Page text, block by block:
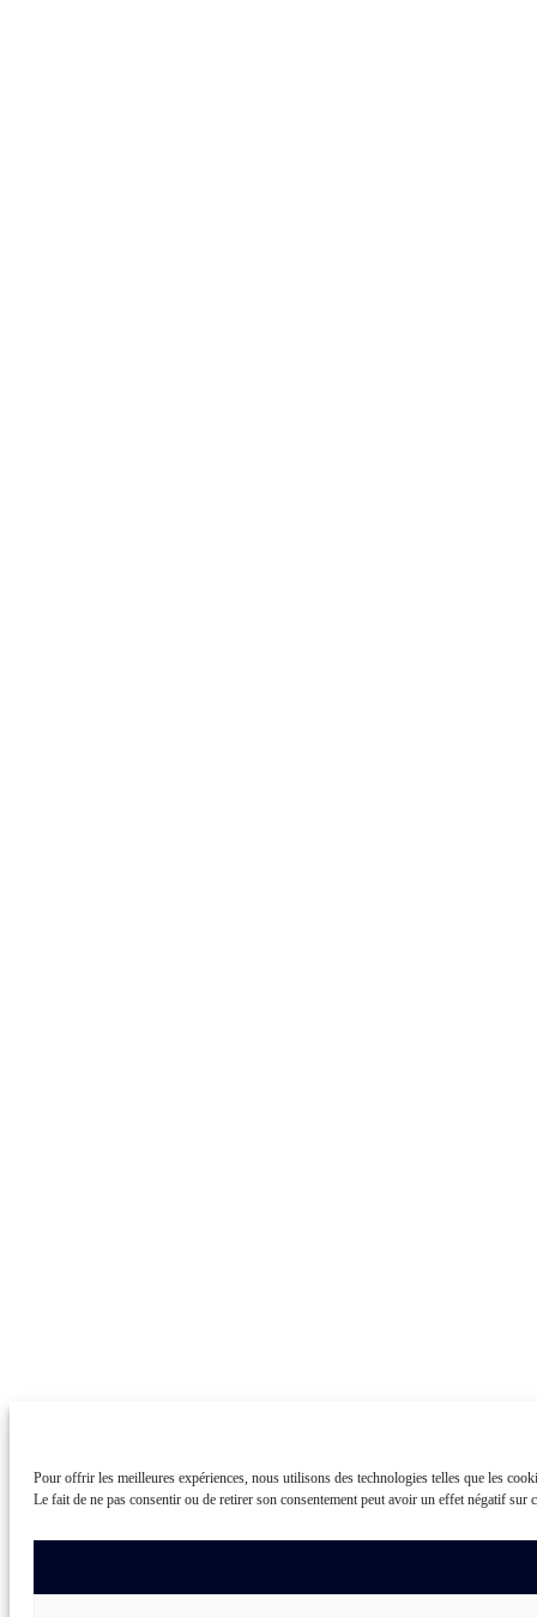
Pour offrir les meilleures expériences, nous utilisons des technologies telles que les
Le fait de ne pas consentir ou de retirer son consentement peut avoir un effet négatif sur